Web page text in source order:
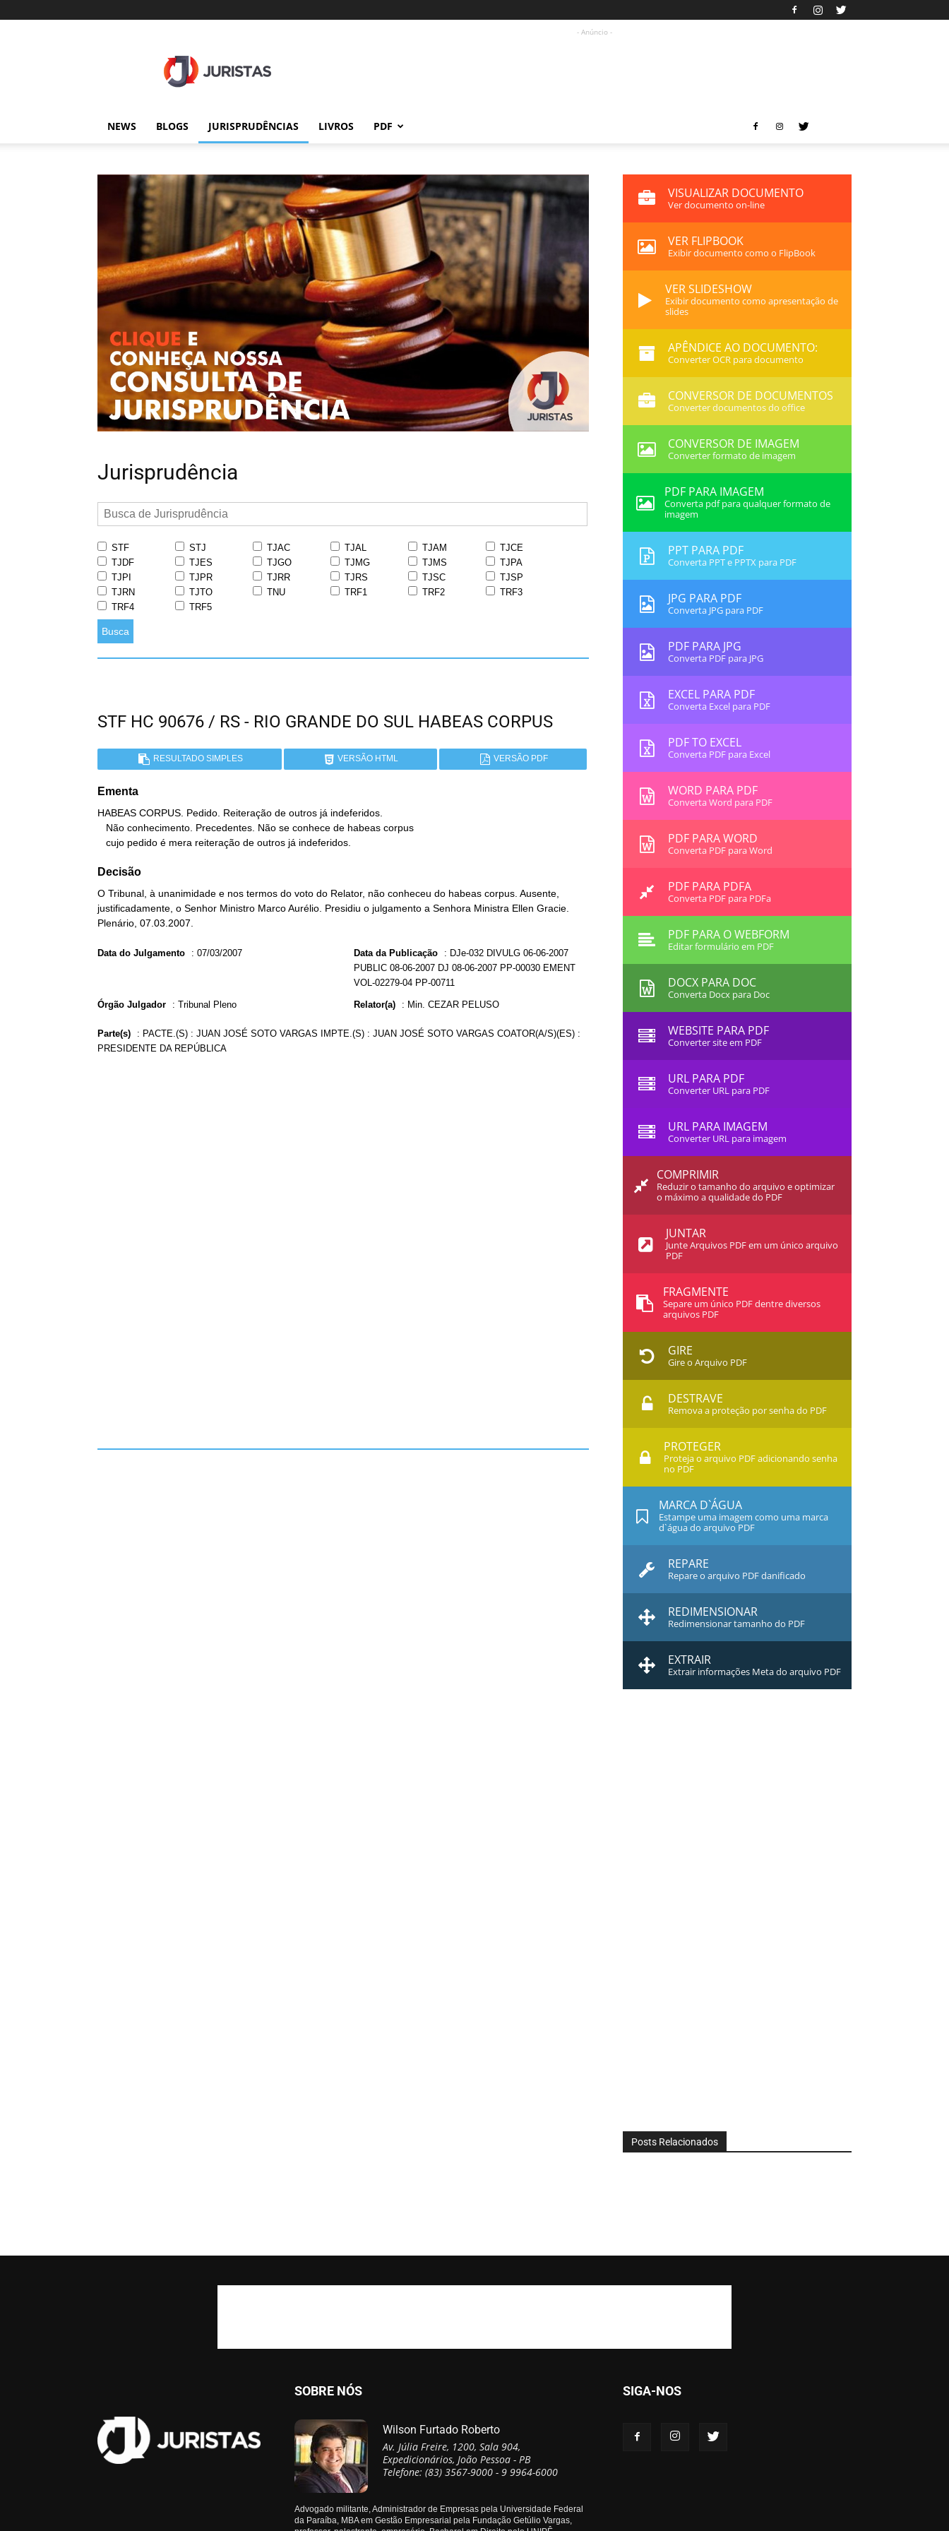
- Anúncio -
NEWS BLOGS JURISPRUDÊNCIAS LIVROS PDF
Jurisprudência
STF STJ TJAC TJAL TJAM
TJCE
TJDF
TJES TJGO TJMG TJMS
TJPA
TJPI
TJPR TJRR TJRS TJSC
TJSP
TJRN
TJTO TNU TRF1 TRF2
TRF3
TRF4
TRF5
Busca
STF HC 90676 / RS - RIO GRANDE DO SUL HABEAS CORPUS
RESULTADO SIMPLES VERSÃO HTML VERSÃO PDF
Ementa
HABEAS CORPUS. Pedido. Reiteração de outros já indeferidos.
   cujo pedido é mera reiteração de outros já indeferidos.
Decisão
O Tribunal, à unanimidade e nos termos do voto do Relator, não conheceu do habeas corpus. Ausente,
justificadamente, o Senhor Ministro Marco Aurélio. Presidiu o julgamento a Senhora Ministra Ellen Gracie.
Plenário, 07.03.2007.
Data do Julgamento : 07/03/2007 Data da Publicação : DJe-032 DIVULG 06-06-2007
PUBLIC 08-06-2007 DJ 08-06-2007 PP-00030 EMENT
VOL-02279-04 PP-00711
Órgão Julgador : Tribunal Pleno Relator(a) : Min. CEZAR PELUSO
Parte(s) : PACTE.(S) : JUAN JOSÉ SOTO VARGAS IMPTE.(S) : JUAN JOSÉ SOTO VARGAS COATOR(A/S)(ES) :
PRESIDENTE DA REPÚBLICA
VISUALIZAR DOCUMENTO
Ver documento on-line
VER FLIPBOOK
Exibir documento como o FlipBook
VER SLIDESHOW
Exibir documento como apresentação de
slides
APÊNDICE AO DOCUMENTO:
Converter OCR para documento
CONVERSOR DE DOCUMENTOS
Converter documentos do office
CONVERSOR DE IMAGEM
Converter formato de imagem
PDF PARA IMAGEM
Converta pdf para qualquer formato de
imagem
PPT PARA PDF
Converta PPT e PPTX para PDF
JPG PARA PDF
Converta JPG para PDF
PDF PARA JPG
Converta PDF para JPG
EXCEL PARA PDF
Converta Excel para PDF
PDF TO EXCEL
Converta PDF para Excel
WORD PARA PDF
Converta Word para PDF
PDF PARA WORD
Converta PDF para Word
PDF PARA PDFA
Converta PDF para PDFa
PDF PARA O WEBFORM
Editar formulário em PDF
DOCX PARA DOC
Converta Docx para Doc
WEBSITE PARA PDF
Converter site em PDF
URL PARA PDF
Converter URL para PDF
URL PARA IMAGEM
Converter URL para imagem
COMPRIMIR
Reduzir o tamanho do arquivo e optimizar
o máximo a qualidade do PDF
JUNTAR
Junte Arquivos PDF em um único arquivo
PDF
FRAGMENTE
Separe um único PDF dentre diversos
arquivos PDF
GIRE
Gire o Arquivo PDF
DESTRAVE
Remova a proteção por senha do PDF
PROTEGER
Proteja o arquivo PDF adicionando senha
no PDF
MARCA D`ÁGUA
Estampe uma imagem como uma marca
d`água do arquivo PDF
REPARE
Repare o arquivo PDF danificado
REDIMENSIONAR
Redimensionar tamanho do PDF
EXTRAIR
Extrair informações Meta do arquivo PDF
Posts Relacionados
SOBRE NÓS
Wilson Furtado Roberto
Av. Júlia Freire, 1200, Sala 904,
Expedicionários, João Pessoa - PB
Telefone: (83) 3567-9000 - 9 9964-6000
Advogado militante, Administrador de Empresas pela Universidade Federal
da Paraíba, MBA em Gestão Empresarial pela Fundação Getúlio Vargas,
SIGA-NOS